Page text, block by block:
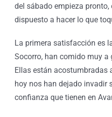
del sábado empieza
dispuesto a hacer lo que
La primera satisfacción es
Socorro, han comido muy a
Ellas están acostumbradas
hoy nos han dejado invadir
confianza que tienen en